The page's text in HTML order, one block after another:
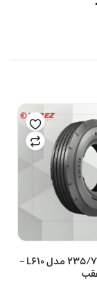
تایر بارز 235/75/17.5 مدل L610 –